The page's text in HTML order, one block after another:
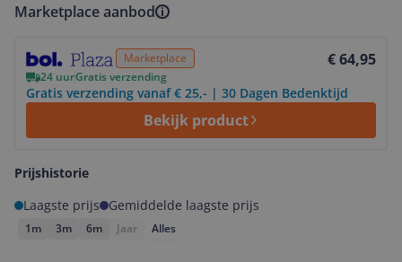
Marketplace aanbod
Marketplace € 64,95
24 uurGratis verzending
Gratis verzending vanaf € 25,- | 30 Dagen Bedenktijd
Bekijk product
Prijshistorie
Laagste prijs
Gemiddelde laagste prijs
1m 3m 6m Jaar Alles